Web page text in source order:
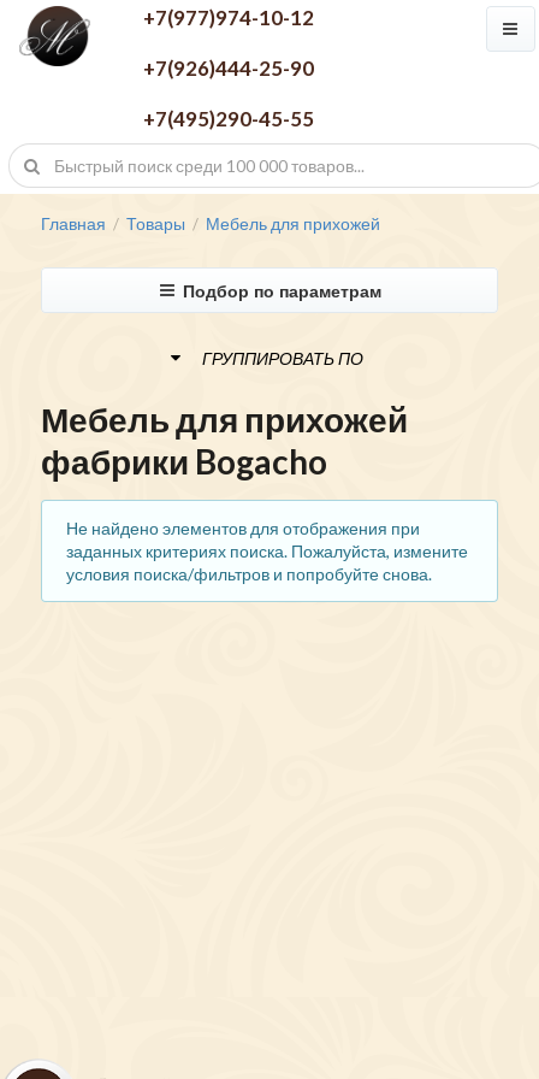
+7(977)974-10-12
+7(926)444-25-90
+7(495)290-45-55
Главная / Товары / Мебель для прихожей
Подбор по параметрам
ГРУППИРОВАТЬ ПО
Мебель для прихожей
фабрики Bogacho
Не найдено элементов для отображения при
заданных критериях поиска. Пожалуйста, измените
условия поиска/фильтров и попробуйте снова.